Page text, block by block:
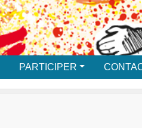
PARTICIPER